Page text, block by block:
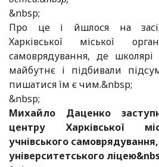
&nbsp;
Про це і йшлося на
Харківської міської
самоврядування, де
майбутнє і підбивали
пишатися їм є чим.&nbsp;
&nbsp;
Михайло Даценко
центру Харківської
учнівського
університетського